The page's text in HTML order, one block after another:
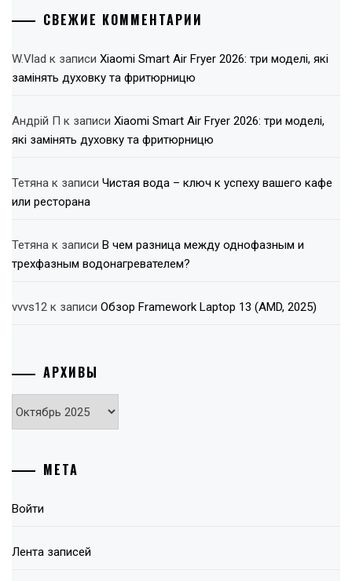
СВЕЖИЕ КОММЕНТАРИИ
W.Vlad к записи Xiaomi Smart Air Fryer 2026: три моделі, які
замінять духовку та фритюрницю
Андрій П к записи Xiaomi Smart Air Fryer 2026: три моделі,
які замінять духовку та фритюрницю
Тетяна к записи Чистая вода – ключ к успеху вашего кафе
или ресторана
Тетяна к записи В чем разница между однофазным и
трехфазным водонагревателем?
vvvs12 к записи Обзор Framework Laptop 13 (AMD, 2025)
АРХИВЫ
Архивы
МЕТА
Войти
Лента записей